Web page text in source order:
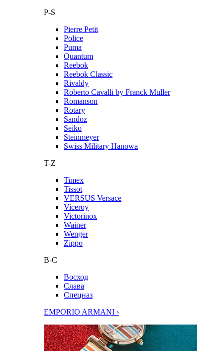
P-S
Pierre Petit
Police
Puma
Quantum
Reebok
Reebok Classic
Rivaldy
Roberto Cavalli by Franck Muller
Romanson
Rotary
Sandoz
Seiko
Steinmeyer
Swiss Military Hanowa
T-Z
Timex
Tissot
VERSUS Versace
Viceroy
Victorinox
Wainer
Wenger
Zippo
В-С
Восход
Слава
Спецназ
EMPORIO ARMANI ›